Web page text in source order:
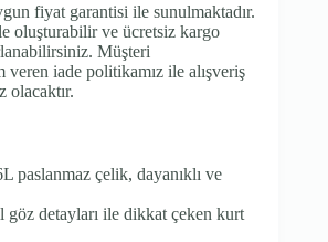
fiyat garantisi ile sunulmaktadır.
oluşturabilir ve ücretsiz kargo
Müşteri
veren iade politikamız ile alışveriş
olacaktır.
paslanmaz çelik, dayanıklı ve
göz detayları ile dikkat çeken kurt